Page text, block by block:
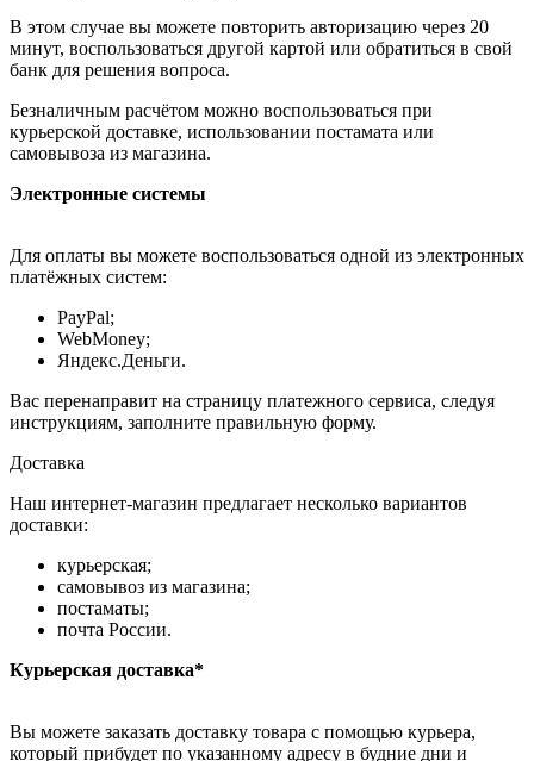
В этом случае вы можете повторить авторизацию через 20
минут, воспользоваться другой картой или обратиться в свой
банк для решения вопроса.
Безналичным расчётом можно воспользоваться при
курьерской доставке, использовании постамата или
самовывоза из магазина.
Электронные системы
Для оплаты вы можете воспользоваться одной из электронных
платёжных систем:
PayPal;
WebMoney;
Яндекс.Деньги.
Вас перенаправит на страницу платежного сервиса, следуя
инструкциям, заполните правильную форму.
Доставка
Наш интернет-магазин предлагает несколько вариантов
доставки:
курьерская;
самовывоз из магазина;
постаматы;
почта России.
Курьерская доставка*
Вы можете заказать доставку товара с помощью курьера,
который прибудет по указанному адресу в будние дни и